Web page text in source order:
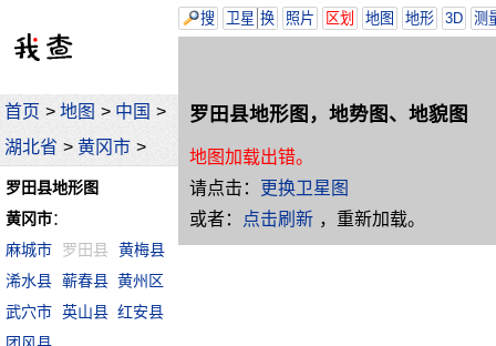
首页 > 地图 > 中国 >
湖北省 > 黄冈市 >
罗田县地形图
黄冈市：
麻城市
罗田县
黄梅县
浠水县 蕲春县 黄州区
武穴市 英山县 红安县
搜 卫星 换 照片 区划 地图 地形 3D 测
罗田县地形图，地势图、地貌图
地图加载出错。
请点击：
更换卫星图
或者：
点击刷新 ，重新加载。